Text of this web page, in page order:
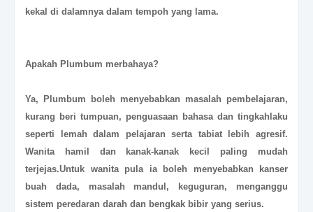
kekal di dalamnya dalam tempoh yang lama.
Apakah Plumbum merbahaya?
Ya, Plumbum boleh menyebabkan masalah pembelajaran,
kurang beri tumpuan, penguasaan bahasa dan tingkahlaku
seperti lemah dalam pelajaran serta tabiat lebih agresif.
Wanita hamil dan kanak-kanak kecil paling mudah
terjejas.Untuk wanita pula ia boleh menyebabkan kanser
buah dada, masalah mandul, keguguran, menganggu
sistem peredaran darah dan bengkak bibir yang serius.